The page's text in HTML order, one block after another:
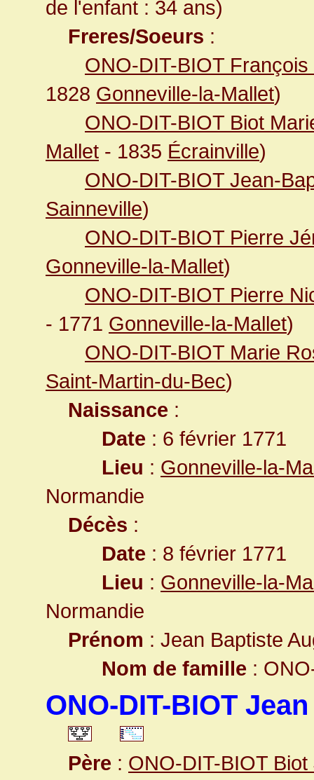
de l'enfant : 34 ans)
Freres/Soeurs :
ONO-DIT-BIOT François
1828 Gonneville-la-Mallet)
ONO-DIT-BIOT Biot
Mallet - 1835 Écrainville)
ONO-DIT-BIOT Jean-
Sainneville)
ONO-DIT-BIOT Pierre
Gonneville-la-Mallet)
ONO-DIT-BIOT Pierre
- 1771 Gonneville-la-Mallet)
ONO-DIT-BIOT Marie
Saint-Martin-du-Bec)
Naissance :
Date : 6 février 1771
Lieu : Gonneville-la-
Normandie
Décès :
Date : 8 février 1771
Lieu : Gonneville-la-
Normandie
Prénom : Jean Baptiste
Nom de famille :
ONO-DIT-BIOT
Père : ONO-DIT-BIOT